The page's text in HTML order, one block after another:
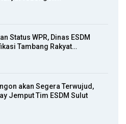
Status WPR, Dinas ESDM
Tambang Rakyat…
akan Segera Terwujud,
Jemput Tim ESDM Sulut